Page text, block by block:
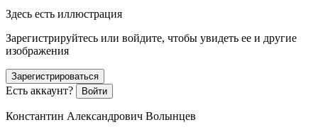
Здесь есть иллюстрация
Зарегистрируйтесь или войдите, чтобы увидеть ее и другие
изображения
Зарегистрироваться
Есть аккаунт? Войти
Константин Александрович Волынцев